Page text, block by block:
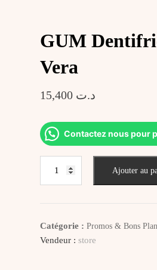
GUM
Vera
د.ت
Contactez nous pour
Ajouter au
Catégorie :Promos & Bons
Vendeur :store